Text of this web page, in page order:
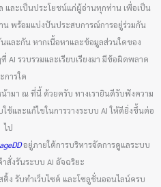
และเป็นประโยชน์แก่ผู้อ่านทุกท่าน เพื่อเป็น
พร้อมแบ่งปันประสบการณ์การอยู่ร่วมกัน
และกัน หากเนื้อหาและข้อมูลส่วนใดของ
AI รวบรวมและเรียบเรียงมา มีข้อผิดพลาด
การใด
ามา ณ ที่นี้ ด้วยครับ ทางเรายินดีรับฟังความ
ช้และแก้ไขในการวางระบบ AI ให้ดียิ่งขึ้นต่อ
ไป
อยู่ภายใต้การบริหารจัดการดูแลระบบ
สั่งรันระบบ AI อัจฉริยะ
ติ้ง รับทำเว็บไซต์ และโซลูชั่นออนไลน์ครบ